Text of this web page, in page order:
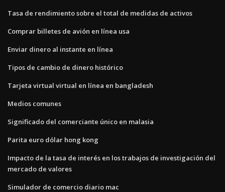
Tasa de rendimiento sobre el total de medidas de activos
Comprar billetes de avión en línea usa
Enviar dinero al instante en línea
Tipos de cambio de dinero histórico
Tarjeta virtual virtual en línea en bangladesh
Medios comunes
Significado del comerciante único en malasia
Parita euro dólar hong kong
Impacto de la tasa de interés en los trabajos de investigación del
mercado de valores
Simulador de comercio diario mac